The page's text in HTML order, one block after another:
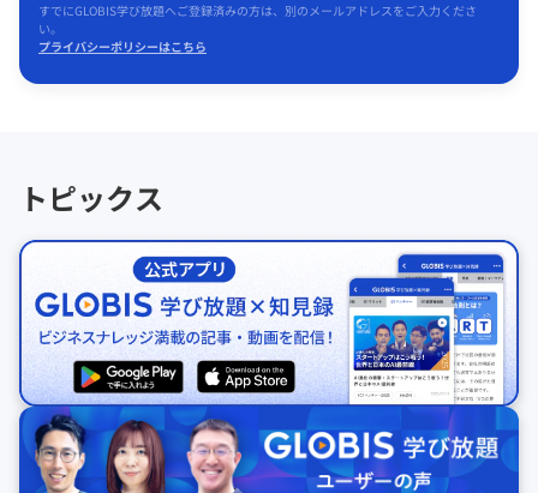
すでにGLOBIS学び放題へご登録済みの方は、別のメールアドレスをご入力くださ
い。
プライバシーポリシーはこちら
トピックス